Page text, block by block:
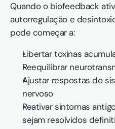
Quando o biofeedback
autorregulação e
pode começar a:
Libertar toxinas
Reequilibrar
Ajustar respostas do
nervoso
Reativar sintomas
sejam resolvidos